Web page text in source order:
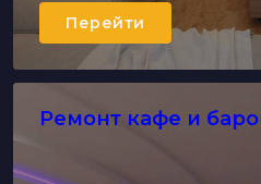
Перейти
Ремонт кафе и